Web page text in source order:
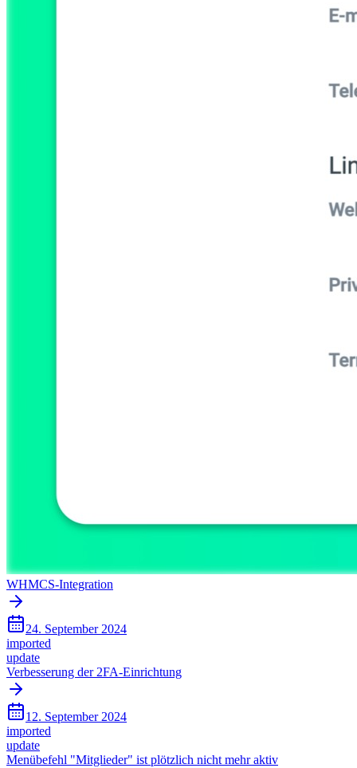
WHMCS-Integration
24. September 2024
imported
update
Verbesserung der 2FA-Einrichtung
12. September 2024
imported
update
Menübefehl "Mitglieder" ist plötzlich nicht mehr aktiv